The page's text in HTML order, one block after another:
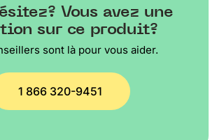
Vous avez une
sur ce produit?
sont là pour vous aider.
1 866 320-9451